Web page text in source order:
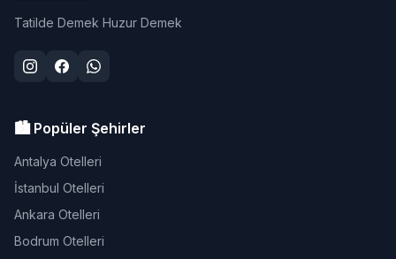
Tatilde Demek Huzur Demek
🏙️ Popüler Şehirler
Antalya Otelleri
İstanbul Otelleri
Ankara Otelleri
Bodrum Otelleri